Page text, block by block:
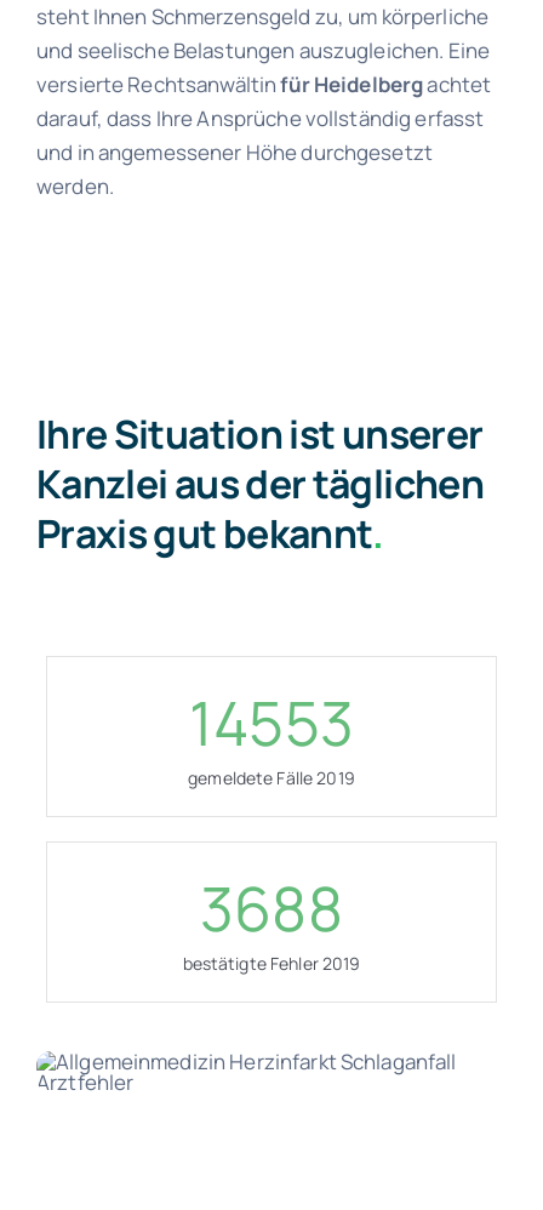
steht Ihnen Schmerzensgeld zu, um körperliche
und seelische Belastungen auszugleichen. Eine
versierte Rechtsanwältinfür Heidelbergachtet
darauf, dass Ihre Ansprüche vollständig erfasst
und in angemessener Höhe durchgesetzt
werden.
Ihre Situation ist unserer
Kanzlei aus der täglichen
Praxis gut bekannt.
14553
gemeldete Fälle 2019
3688
bestätigte Fehler 2019